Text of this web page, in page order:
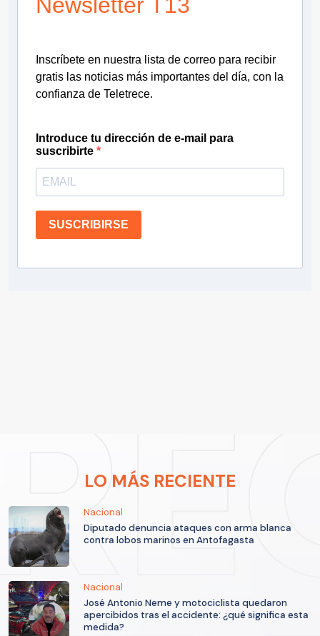
Inscríbete en nuestra lista de correo para recibir
gratis las noticias más importantes del día, con la
confianza de Teletrece.
Introduce tu dirección de e-mail para
suscribirte
SUSCRIBIRSE
LO MÁS RECIENTE
Nacional
Diputado denuncia ataques con arma blanca
contra lobos marinos en Antofagasta
Nacional
José Antonio Neme y motociclista quedaron
apercibidos tras el accidente: ¿qué significa esta
medida?